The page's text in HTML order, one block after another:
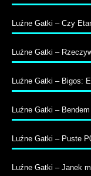
Luźne Gatki – Czy
Luźne Gatki –
Luźne Gatki – Bigos:
Luźne Gatki –
Luźne Gatki – Puste
Luźne Gatki – Janek